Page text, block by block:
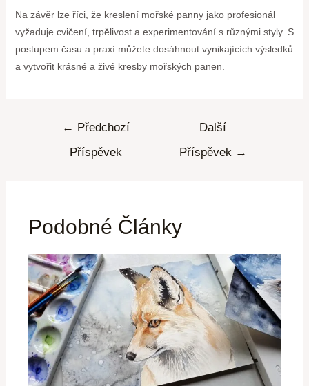
Na závěr lze říci, že kreslení mořské panny jako profesionál
vyžaduje cvičení, trpělivost a experimentování s různými styly. S
postupem času a praxí můžete dosáhnout vynikajících výsledků
a vytvořit krásné a živé kresby mořských panen.
← Předchozí
Příspěvek
Další
Příspěvek →
Podobné Články